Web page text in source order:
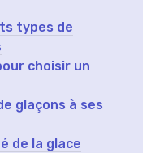
types de
choisir un
glaçons à ses
de la glace